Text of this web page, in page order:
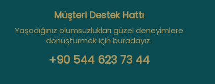
Müşteri Destek Hattı
Yaşadığınız olumsuzlukları güzel deneyimlere
dönüştürmek için buradayız.
+90 544 623 73 44